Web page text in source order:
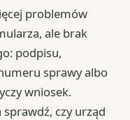
problemów
ale brak
podpisu,
sprawy albo
wniosek.
czy urząd